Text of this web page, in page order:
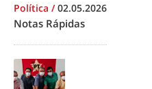
Política /02.05.2026
Notas Rápidas